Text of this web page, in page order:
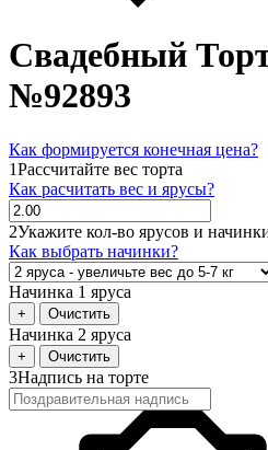
Свадебный
№92893
Как формируется конечная цена?
1Рассчитайте вес торта
Как расчитать вес и ярусы?
2Укажите кол-во ярусов и
Как выбрать начинки?
Начинка 1 яруса
+ Очистить
Начинка 2 яруса
+ Очистить
3Надпись на торте